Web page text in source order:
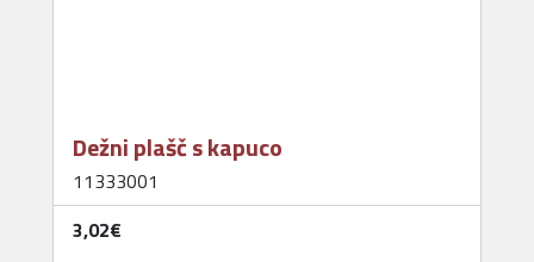
Dežni plašč s kapuco
11333001
3,02‎€